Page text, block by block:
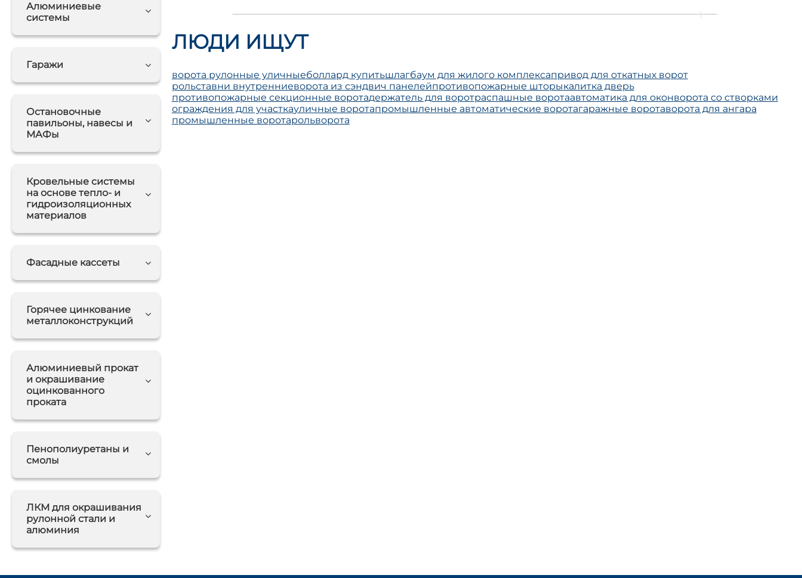
Алюминиевые
системы
Гаражи
Остановочные
павильоны, навесы и
МАФы
Кровельные системы
на основе тепло- и
гидроизоляционных
материалов
Фасадные кассеты
Горячее цинкование
металлоконструкций
Алюминиевый прокат
и окрашивание
оцинкованного
проката
Пенополиуретаны и
смолы
ЛКМ для окрашивания
рулонной стали и
алюминия
ЛЮДИ ИЩУТ
ворота рулонные уличныеболлард купитьшлагбаум для жилого комплексапривод для откатных ворот
рольставни внутренниеворота из сэндвич панелейпротивопожарные шторыкалитка дверь
противопожарные секционные воротадержатель для воротраспашные воротаавтоматика для оконворота со створками
ограждения для участкауличные воротапромышленные автоматические воротагаражные воротаворота для ангара
промышленные воротарольворота